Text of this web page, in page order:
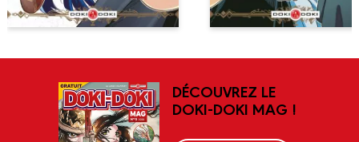
DÉCOUVREZ LE
DOKI-DOKI MAG !